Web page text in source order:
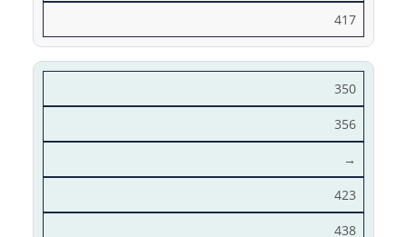
417
350
356
→
423
438